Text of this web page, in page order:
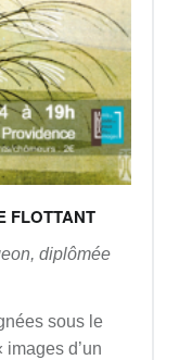
FLOTTANT
diplômée
sous le
d’un